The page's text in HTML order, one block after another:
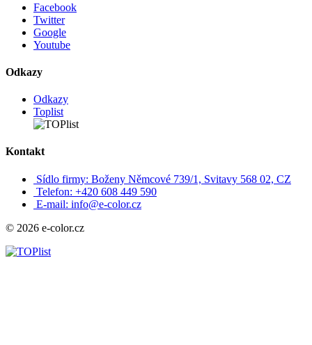
Facebook
Twitter
Google
Youtube
Odkazy
Odkazy
Toplist
Kontakt
Sídlo firmy: Boženy Němcové 739/1, Svitavy 568 02, CZ
Telefon: +420 608 449 590
E-mail: info@e-color.cz
© 2026 e-color.cz